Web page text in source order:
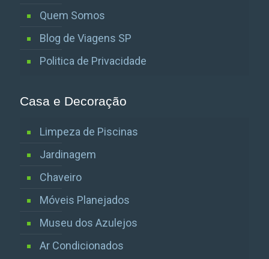
Quem Somos
Blog de Viagens SP
Politica de Privacidade
Casa e Decoração
Limpeza de Piscinas
Jardinagem
Chaveiro
Móveis Planejados
Museu dos Azulejos
Ar Condicionados